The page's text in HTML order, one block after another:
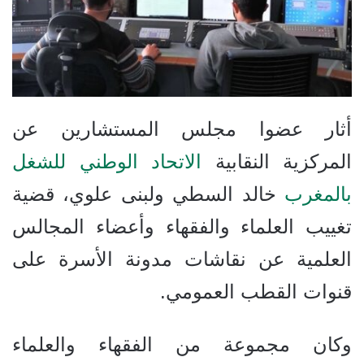
أثار عضوا مجلس المستشارين عن
المركزية النقابية
الاتحاد الوطني للشغل
بالمغرب خالد السطي ولبنى علوي، قضية
تغييب العلماء والفقهاء وأعضاء المجالس
العلمية عن نقاشات مدونة الأسرة على
قنوات القطب العمومي.
وكان مجموعة من الفقهاء والعلماء